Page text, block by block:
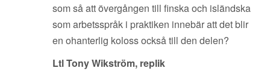
som så att övergången till finska och isländska
som arbetsspråk i praktiken innebär att det blir
en ohanterlig koloss också till den delen?
Ltl Tony Wikström, replik